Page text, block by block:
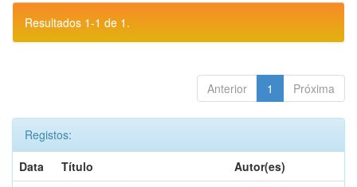
Resultados 1-1 de 1.
Anterior 1 Próxima
Registos:
Data
Título
Autor(es)